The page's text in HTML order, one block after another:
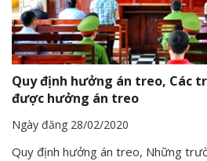
Quy định hưởng án treo, Các
được hưởng án treo
Ngày đăng 28/02/2020
Quy định hưởng án treo, Những